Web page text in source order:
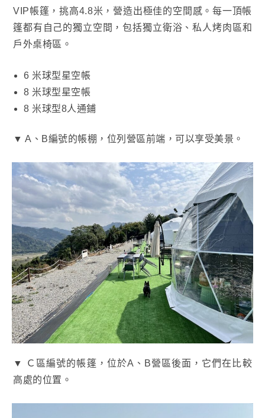
VIP帳篷，挑高4.8米，營造出極佳的空間感。每一頂帳
篷都有自己的獨立空間，包括獨立衛浴、私人烤肉區和
戶外桌椅區。
6 米球型星空帳
8 米球型星空帳
8 米球型8人通鋪
▼ A、B編號的帳棚，位列營區前端，可以享受美景。
▼ Ｃ區編號的帳篷，位於A、B營區後面，它們在比較
高處的位置。